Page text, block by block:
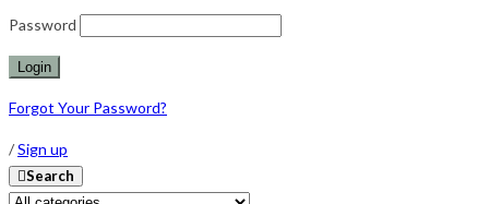
Password
Forgot Your Password?
/Sign up
Search